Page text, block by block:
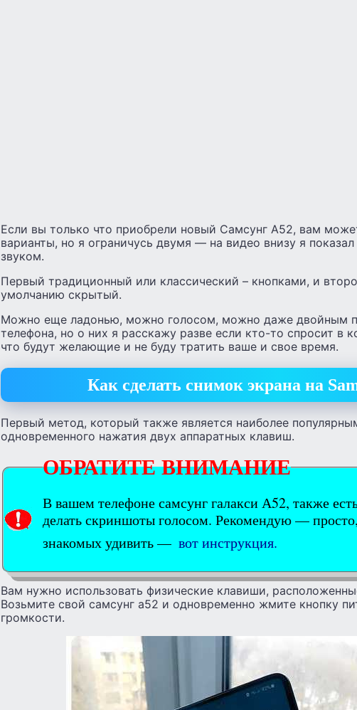
Если вы только что приобрели новый Самсунг А52, вам
варианты, но я ограничусь двумя — на видео внизу я
звуком.
Первый традиционный или классический – кнопками, и
умолчанию скрытый.
Можно еще ладонью, можно голосом, можно даже двойным
телефона, но о них я расскажу разве если кто-то спросит в
что будут желающие и не буду тратить ваше и свое время.
Как сделать снимок экрана на
Первый метод, который также является наиболее
одновременного нажатия двух аппаратных клавиш.
ОБРАТИТЕ ВНИМАНИЕ
В вашем телефоне самсунг галакси А52, также
делать скриншоты голосом. Рекомендую —
знакомых удивить — вот инструкция.
Вам нужно использовать физические клавиши,
Возьмите свой самсунг а52 и одновременно жмите кнопку
громкости.